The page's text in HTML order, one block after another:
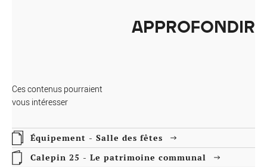
APPROFONDIR
Ces contenus pourraient
vous intéresser
Équipement - Salle des fêtes
Calepin 25 - Le patrimoine communal